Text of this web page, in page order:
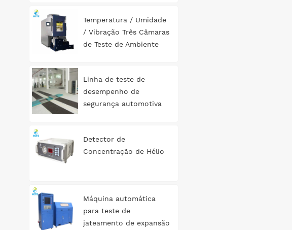
Automotive
Components
Temperatura / Umidade
/ Vibração Três Câmaras
de Teste de Ambiente
Linha de teste de
desempenho de
segurança automotiva
Detector de
Concentração de Hélio
Máquina automática
para teste de
jateamento de expansão